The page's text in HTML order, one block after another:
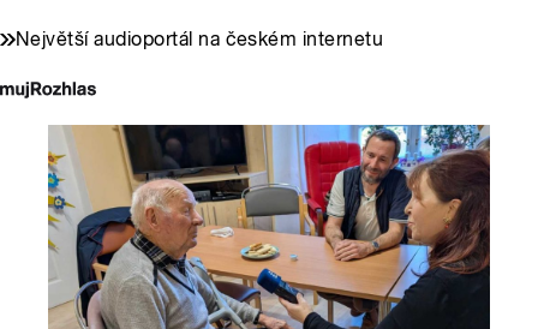
Největší audioportál na českém internetu